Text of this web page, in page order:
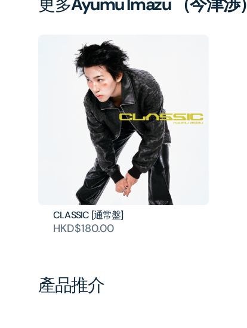
CLASSIC [通常盤]
HKD$180.00
產品推介